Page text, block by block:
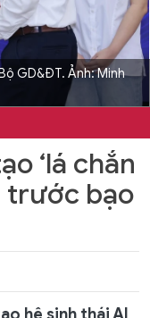
GD&ĐT. Ảnh: Minh
‘lá chắn
trước bạo